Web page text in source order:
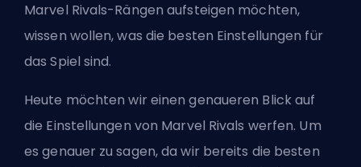
Marvel Rivals-Rängen aufsteigen möchten,
wissen wollen, was die besten Einstellungen für
das Spiel sind.
Heute möchten wir einen genaueren Blick auf
die Einstellungen von Marvel Rivals werfen. Um
es genauer zu sagen, da wir bereits die besten